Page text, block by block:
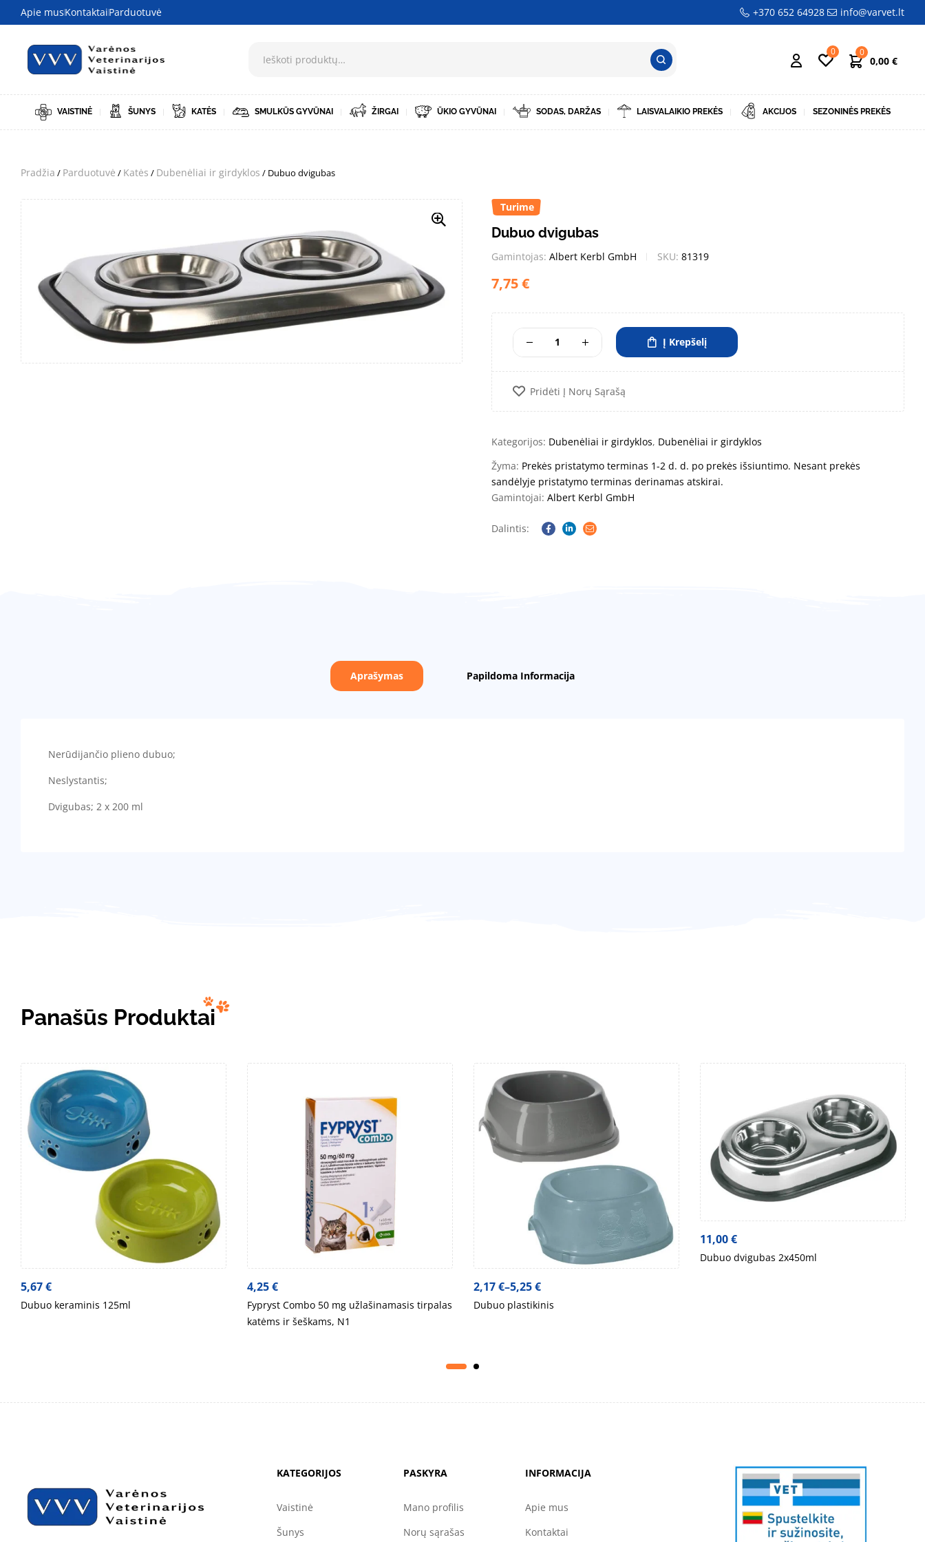
Apie musKontaktaiParduotuvė +370 652 64928 info@varvet.lt
0 0
0,00 €
VAISTINĖ ŠUNYS KATĖS SMULKŪS GYVŪNAI ŽIRGAI ŪKIO GYVŪNAI SODAS, DARŽAS LAISVALAIKIO PREKĖS AKCIJOS SEZONINĖS PREKĖS
Pradžia / Parduotuvė / Katės / Dubenėliai ir girdyklos / Dubuo dvigubas
Turime
Dubuo dvigubas
Gamintojas: Albert Kerbl GmbH SKU: 81319
7,75€
Į Krepšelį
Pridėti Į Norų Sąrašą
Kategorijos: Dubenėliai ir girdyklos, Dubenėliai ir girdyklos
Žyma: Prekės pristatymo terminas 1-2 d. d. po prekės išsiuntimo. Nesant prekės
sandėlyje pristatymo terminas derinamas atskirai.
Gamintojai: Albert Kerbl GmbH
Dalintis:
Facebook
Linkedin
Email
Aprašymas Papildoma Informacija
Nerūdijančio plieno dubuo;
Neslystantis;
Dvigubas; 2 x 200 ml
Panašūs Produktai
5,67€
Dubuo keraminis 125ml
4,25€
Fypryst Combo 50 mg užlašinamasis tirpalas
katėms ir šeškams, N1
2,17€–5,25€
Dubuo plastikinis
11,00€
Dubuo dvigubas 2x450ml
KATEGORIJOS
Vaistinė
Šunys
PASKYRA
Mano profilis
Norų sąrašas
INFORMACIJA
Apie mus
Kontaktai